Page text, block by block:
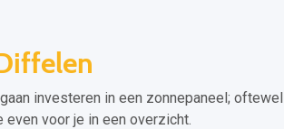
investeren in een zonnepaneel; oftewel
voor je in een overzicht.